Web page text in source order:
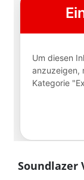
Soundlazer